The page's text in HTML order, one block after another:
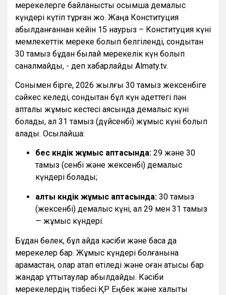
мерекелерге байланысты қосымша демалыс
күндері күтіп тұрған жоқ. Жаңа Конституция
қабылданғаннан кейін 15 наурыз – Конституция күні
мемлекеттік мереке болып белгіленді, сондықтан
30 тамыз бұдан былай мерекелік күн болып
саналмайды, - деп хабарлайды Almaty.tv.
Сонымен бірге, 2026 жылғы 30 тамыз жексенбіге
сәйкес келеді, сондықтан бұл күн әдеттегі пән
апталық жұмыс кестесі аясында демалыс күні
болады, ал 31 тамыз (дүйсенбі) жұмыс күні болып
қалады. Осылайша:
бес күндік жұмыс аптасында: 29 және 30
тамыз (сенбі және жексенбі) демалыс
күндері болады;
алты күндік жұмыс аптасында: 30 тамыз
(жексенбі) демалыс күні, ал 29 мен 31 тамыз
— жұмыс күндері.
Бұдан бөлек, бұл айда кәсіби және басқа да
мерекелер бар. Жұмыс күндері болғанына
қарамастан, олар атап өтіледі және оған қатысы бар
жандар құттықтаулар қабылдайды. Кәсіби
мерекелердің тізбесі ҚР Еңбек және халықты